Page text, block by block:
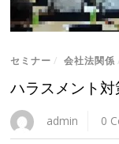
セミナー / 会社法関係
ハラスメント対
admin 0